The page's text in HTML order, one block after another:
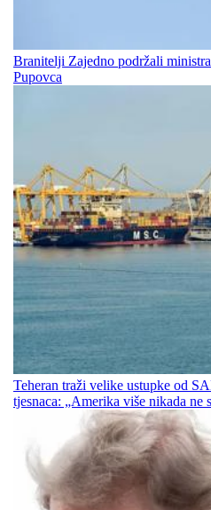
Branitelji Zajedno podržali
Pupovca
Teheran traži velike ustupke od
tjesnaca: „Amerika više nikada ne